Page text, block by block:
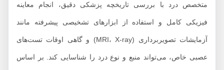
متخصص درد با بررسی تاریخچه پزشکی دقیق، انجام معاینه
فیزیکی کامل و استفاده از ابزارهای تشخیصی پیشرفته مانند
آزمایشات تصویربرداری (MRI، X-ray) و گاهی اوقات تست‌های
عصبی خاص، می‌تواند منبع و نوع درد را شناسایی کند. بر اساس